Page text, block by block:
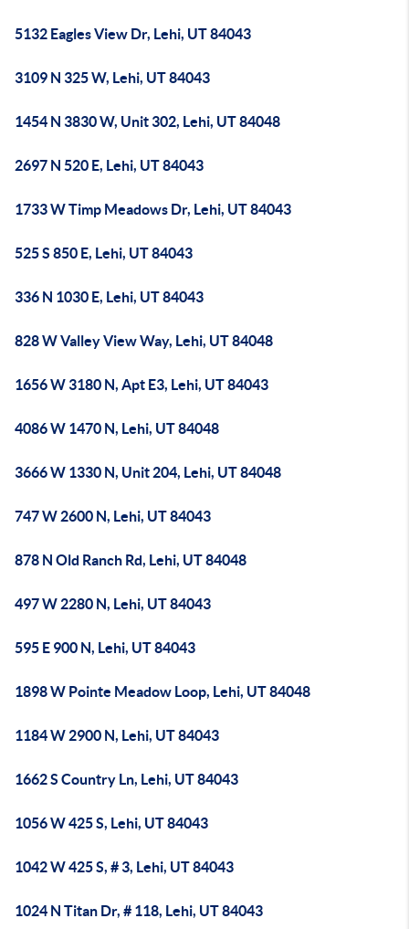
5132 Eagles View Dr, Lehi, UT 84043
3109 N 325 W, Lehi, UT 84043
1454 N 3830 W, Unit 302, Lehi, UT 84048
2697 N 520 E, Lehi, UT 84043
1733 W Timp Meadows Dr, Lehi, UT 84043
525 S 850 E, Lehi, UT 84043
336 N 1030 E, Lehi, UT 84043
828 W Valley View Way, Lehi, UT 84048
1656 W 3180 N, Apt E3, Lehi, UT 84043
4086 W 1470 N, Lehi, UT 84048
3666 W 1330 N, Unit 204, Lehi, UT 84048
747 W 2600 N, Lehi, UT 84043
878 N Old Ranch Rd, Lehi, UT 84048
497 W 2280 N, Lehi, UT 84043
595 E 900 N, Lehi, UT 84043
1898 W Pointe Meadow Loop, Lehi, UT 84048
1184 W 2900 N, Lehi, UT 84043
1662 S Country Ln, Lehi, UT 84043
1056 W 425 S, Lehi, UT 84043
1042 W 425 S, # 3, Lehi, UT 84043
1024 N Titan Dr, # 118, Lehi, UT 84043